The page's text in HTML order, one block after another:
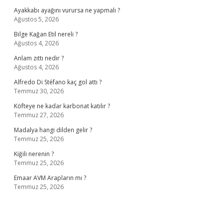
Ayakkabı ayağını vurursa ne yapmalı ?
Ağustos 5, 2026
Bilge Kağan Etil nereli ?
Ağustos 4, 2026
Anlam zıttı nedir ?
Ağustos 4, 2026
Alfredo Di Stéfano kaç gol attı ?
Temmuz 30, 2026
Köfteye ne kadar karbonat katılır ?
Temmuz 27, 2026
Madalya hangi dilden gelir ?
Temmuz 25, 2026
Kiğili nerenin ?
Temmuz 25, 2026
Emaar AVM Arapların mı ?
Temmuz 25, 2026